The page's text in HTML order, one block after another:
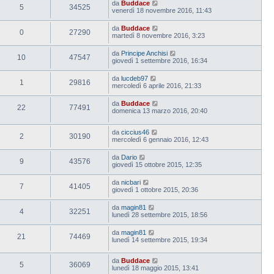
5 34525 da Buddace
venerdì 18 novembre 2016, 11:43
0 27290 da Buddace
martedì 8 novembre 2016, 3:23
10 47547 da Principe Anchisi
giovedì 1 settembre 2016, 16:34
1 29816 da lucdeb97
mercoledì 6 aprile 2016, 21:33
22 77491 da Buddace
domenica 13 marzo 2016, 20:40
2 30190 da ciccius46
mercoledì 6 gennaio 2016, 12:43
9 43576 da Dario
giovedì 15 ottobre 2015, 12:35
7 41405 da nicbari
giovedì 1 ottobre 2015, 20:36
4 32251 da magin81
lunedì 28 settembre 2015, 18:56
21 74469 da magin81
lunedì 14 settembre 2015, 19:34
5 36069 da Buddace
lunedì 18 maggio 2015, 13:41